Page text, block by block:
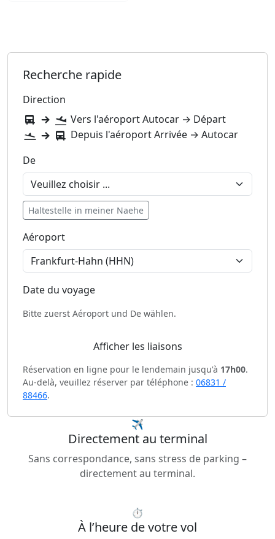
Recherche rapide
Direction
Vers l'aéroportAutocar → Départ
Depuis l'aéroportArrivée → Autocar
De
Haltestelle in meiner Naehe
Aéroport
Date du voyage
Bitte zuerst Aéroport und De wählen.
Afficher les liaisons
Réservation en ligne pour le lendemain jusqu'à 17h00.
Au-delà, veuillez réserver par téléphone : 06831 /
88466.
✈
Directement au terminal
Sans correspondance, sans stress de parking –
directement au terminal.
⏱
À l’heure de votre vol